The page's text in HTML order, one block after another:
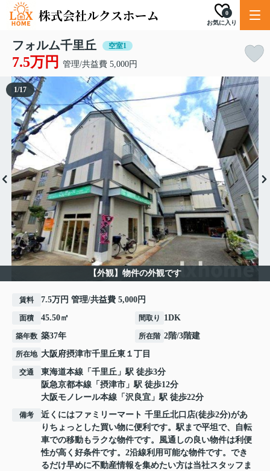
お気に入り
0
フォルム千里丘 空室1
7.5万円 管理/共益費 5,000円
【外観】物件の外観です
1/17
賃料 7.5万円 管理/共益費 5,000円
面積 45.50㎡ 間取り 1DK
築年数 築37年 所在階 2階/3階建
所在地 大阪府摂津市千里丘東 １丁目
交通 東海道本線 「 千里丘 」駅 徒歩3分
阪急京都本線 「 摂津市 」駅 徒歩12分
大阪モノレール本線 「 沢良宜 」駅 徒歩22分
備考
近くにはファミリーマート 千里丘北口店(徒歩2分)があ
りちょっとした買い物に便利です。駅まで平坦で、自転
車での移動もラクな物件です。風通しの良い物件は利便
性が高く好条件です。2沿線利用可能な物件です。でき
るだけ早めに不動産情報を集めたい方は当社スタッフま